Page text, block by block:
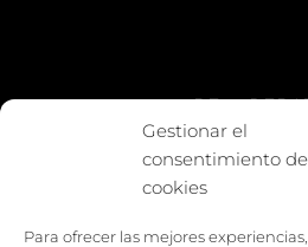
Gestionar el
consentimiento
cookies
Para ofrecer las mejores
BE vs
Entes